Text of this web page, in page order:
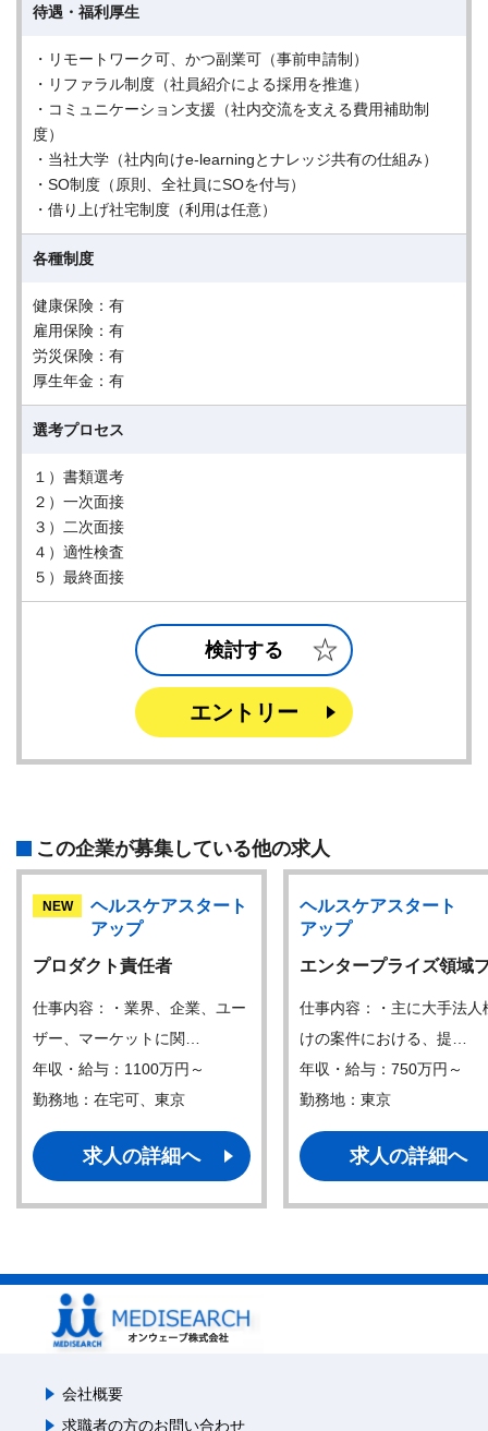
待遇・福利厚生
・リモートワーク可、かつ副業可（事前申請制）
・リファラル制度（社員紹介による採用を推進）
・コミュニケーション支援（社内交流を支える費用補助制
度）
・当社大学（社内向けe-learningとナレッジ共有の仕組み）
・SO制度（原則、全社員にSOを付与）
・借り上げ社宅制度（利用は任意）
各種制度
健康保険：有
雇用保険：有
労災保険：有
厚生年金：有
選考プロセス
１）書類選考
２）一次面接
３）二次面接
４）適性検査
５）最終面接
検討する
エントリー
この企業が募集している他の求人
NEW
ヘルスケアスタート
アップ
プロダクト責任者
仕事内容：・業界、企業、ユー
ザー、マーケットに関…
年収・給与：1100万円～
勤務地：在宅可、東京
求人の詳細へ
ヘルスケアスタート
アップ
エンタープライズ領域
仕事内容：・主に大手法人
けの案件における、提…
年収・給与：750万円～
勤務地：東京
求人の詳細へ
会社概要
求職者の方のお問い合わせ